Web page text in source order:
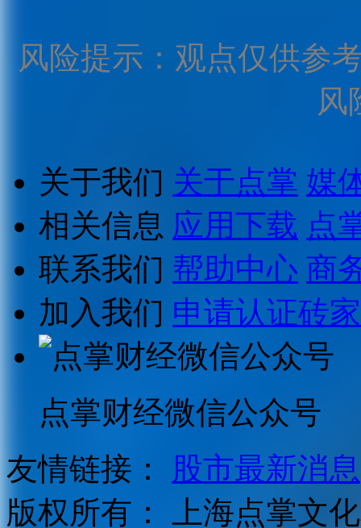
风险提示：观点仅供参
风
关于我们 关于点掌 媒
相关信息 应用下载 点
联系我们 帮助中心 商
加入我们 申请认证砖家
点掌财经微信公众号
友情链接：
股市最新消息
版权所有：
上海点掌文